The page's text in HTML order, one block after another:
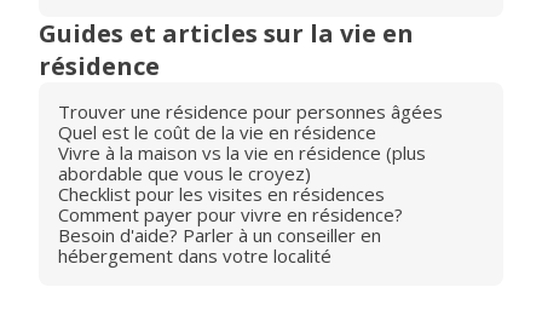
Guides et articles sur la vie en
résidence
Trouver une résidence pour personnes âgées
Quel est le coût de la vie en résidence
Vivre à la maison vs la vie en résidence (plus
abordable que vous le croyez)
Checklist pour les visites en résidences
Comment payer pour vivre en résidence?
Besoin d'aide? Parler à un conseiller en
hébergement dans votre localité